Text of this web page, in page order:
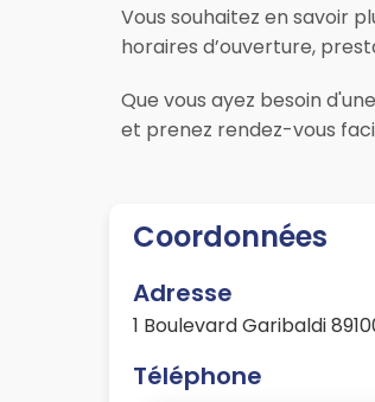
Vous souhaitez en savoir
horaires d’ouverture,
Que vous ayez besoin
et prenez rendez-vous
Coordonnées
Adresse
1 Boulevard Garibaldi
Téléphone